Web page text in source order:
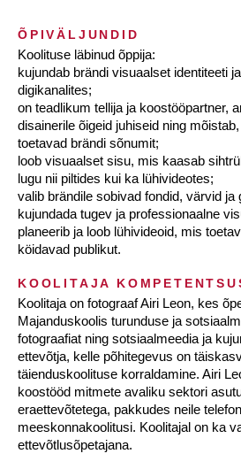
ÕPIVÄLJUNDID
Koolituse läbinud õppija:
kujundab brändi visuaalset identiteeti
digikanalites;
on teadlikum tellija ja koostööpartner,
disainerile õigeid juhiseid ning
toetavad brändi sõnumit;
loob visuaalset sisu, mis kaasab
lugu nii piltides kui ka lühivideotes;
valib brändile sobivad fondid, värvid ja
kujundada tugev ja professionaalne
planeerib ja loob lühivideoid, mis
köidavad publikut.
KOOLITAJA
Koolitaja on fotograaf Airi Leon, kes
Majanduskoolis turunduse ja
fotograafiat ning sotsiaalmeedia ja
ettevõtja, kelle põhitegevus on
täienduskoolituse korraldamine. Airi
koostööd mitmete avaliku sektori
eraettevõtetega, pakkudes neile
meeskonnakoolitusi. Koolitajal on ka
ettevõtlusõpetajana.